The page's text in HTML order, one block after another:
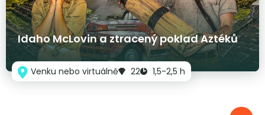
Idaho McLovin a ztracený poklad Aztéků
Venku nebo virtuálně 22 1,5-2,5 h